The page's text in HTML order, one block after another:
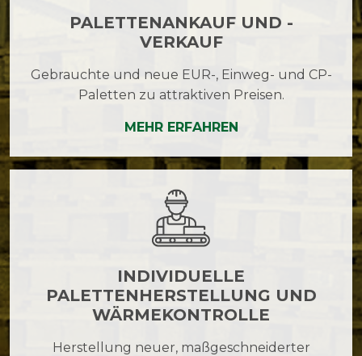
PALETTENANKAUF UND -
VERKAUF
Gebrauchte und neue EUR-, Einweg- und CP-
Paletten zu attraktiven Preisen.
MEHR ERFAHREN
INDIVIDUELLE
PALETTENHERSTELLUNG UND
WÄRMEKONTROLLE
Herstellung neuer, maßgeschneiderter